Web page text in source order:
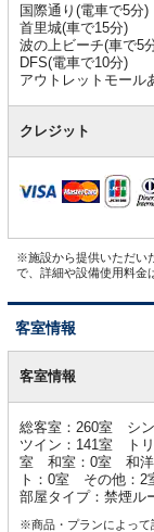
国際通り(電車で5分)
首里城(車で15分)
波の上ビーチ(車で5
DFS(電車で10分)
アウトレットモール
クレジット
※施設から提供いただい
で、詳細や設備使用料金
客室情報
室客室情報
総客室：260室 シ
ツイン：141室 ト
室 和室：0室 和洋
ト：0室 その他：2
部屋タイプ：禁煙ル
※商品・プランによって